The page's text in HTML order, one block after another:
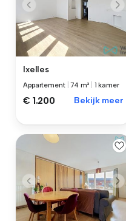
Ixelles
Appartement |74 m² 1 kamer
€ 1.200 Bekijk meer